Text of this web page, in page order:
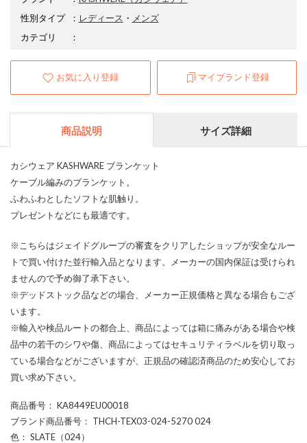
性別タイプ
： レディース ・ メンズ
カテゴリ
：
お気に入り登録 マイブランド登録
商品説明 サイズ詳細
カシウェア KASHWARE ブランケット
ケーブル編みのブランケット。
ふわふわとしたソフトな肌触り。
プレゼントなどにも最適です。
※こちらはジェイドグループの審査をクリアしたショップが安全なルー
トで買い付けた並行輸入品となります。メーカーの国内保証は受けられ
ませんので予め御了承下さい。
※デッドストック品などの場合、メーカー正規価格と異なる場合もござ
います。
※輸入や検品ルートの都合上、商品によっては箱に痛みがある場合や検
品中の若干のシワや傷、商品によってはセキュリティラベルを切り取っ
ている場合などがございますが、正規品の確認済商品のため安心してお
買い求め下さい。
商品番号 ： KA8449EU00018
ブランド商品番号 ： THCH-TEX03-024-5270 024
色 ： SLATE（024）